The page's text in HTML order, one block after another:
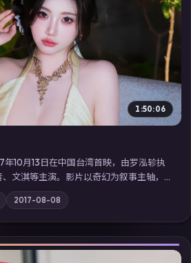
▶
1:50:06
10月13日在中国台湾首映，由罗泓轸执
文淇等主演。影片以奇幻为叙事主轴，
同一条时间线上交锋；摄影与配乐强化
「国产免费观看高清电视剧在线看」延
畅享高清在线追剧体验。
2017-08-08